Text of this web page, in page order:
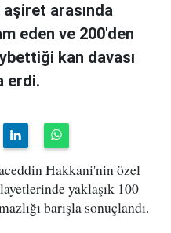
arasında
eden ve 200'den
kan davası
erdi.
Hakkani'nin özel
yaklaşık 100
barışla sonuçlandı.